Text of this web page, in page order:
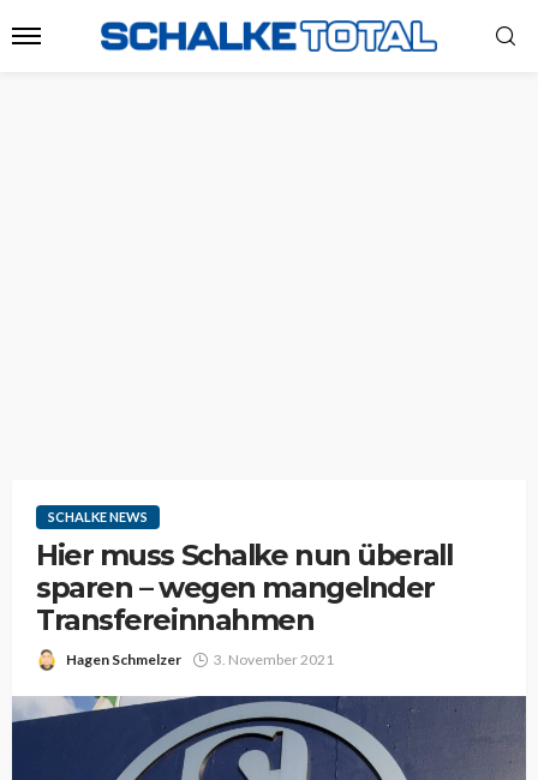
SCHALKE NEWS
Hier muss Schalke nun überall
sparen – wegen mangelnder
Transfereinnahmen
Hagen Schmelzer 3. November 2021